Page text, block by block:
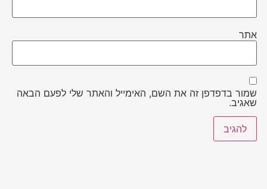
אתר
שמור בדפדפן זה את השם, האימייל והאתר שלי לפעם הבאה
שאגיב.